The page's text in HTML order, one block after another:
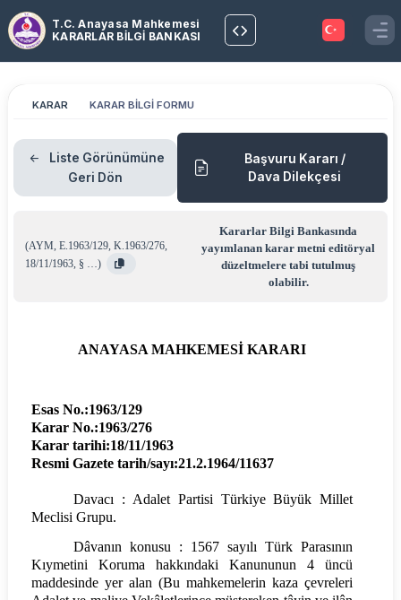
T.C. Anayasa Mahkemesi
KARARLAR BİLGİ BANKASI
KARAR KARAR BİLGİ FORMU
Liste Görünümüne
Geri Dön
Başvuru Kararı /
Dava Dilekçesi
(AYM, E.1963/129, K.1963/276,
18/11/1963, § …)
Kararlar Bilgi Bankasında
yayımlanan karar metni editöryal
düzeltmelere tabi tutulmuş
olabilir.